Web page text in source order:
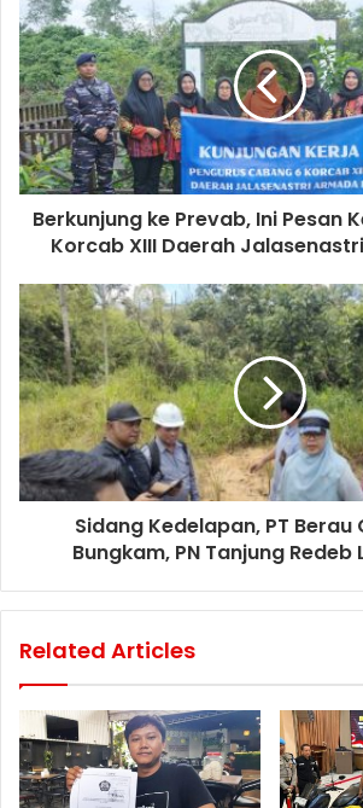
Berkunjung ke Prevab, Ini Pesan
Korcab XIII Daerah
Sidang Kedelapan, PT Berau
Bungkam, PN Tanjung Redeb
Related Articles